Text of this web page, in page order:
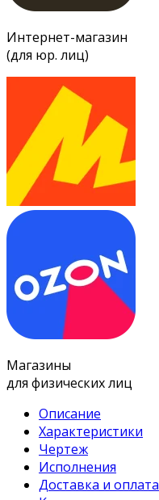
Интернет-магазин
(для юр. лиц)
Магазины
для физических лиц
Описание
Характеристики
Чертеж
Исполнения
Доставка и оплата